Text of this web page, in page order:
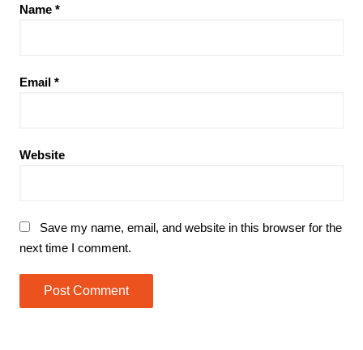
Name *
Email *
Website
Save my name, email, and website in this browser for the
next time I comment.